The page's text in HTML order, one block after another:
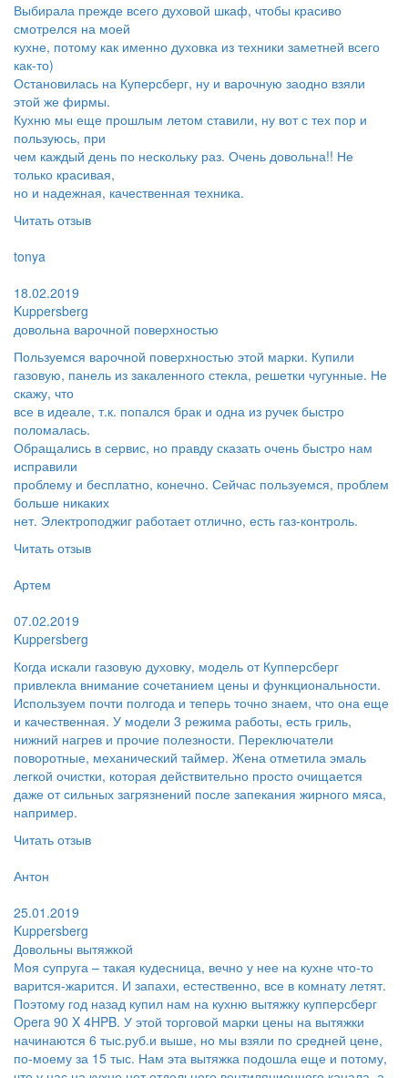
Выбирала прежде всего духовой шкаф, чтобы красиво
смотрелся на моей
кухне, потому как именно духовка из техники заметней всего
как-то)
Остановилась на Куперсберг, ну и варочную заодно взяли
этой же фирмы.
Кухню мы еще прошлым летом ставили, ну вот с тех пор и
пользуюсь, при
чем каждый день по нескольку раз. Очень довольна!! Не
только красивая,
но и надежная, качественная техника.
Читать отзыв
tonya
18.02.2019
Kuppersberg
довольна варочной поверхностью
Пользуемся варочной поверхностью этой марки. Купили
газовую, панель из закаленного стекла, решетки чугунные. Не
скажу, что
все в идеале, т.к. попался брак и одна из ручек быстро
поломалась.
Обращались в сервис, но правду сказать очень быстро нам
исправили
проблему и бесплатно, конечно. Сейчас пользуемся, проблем
больше никаких
нет. Электроподжиг работает отлично, есть газ-контроль.
Читать отзыв
Артем
07.02.2019
Kuppersberg
Когда искали газовую духовку, модель от Купперсберг
привлекла внимание сочетанием цены и функциональности.
Используем почти полгода и теперь точно знаем, что она еще
и качественная. У модели 3 режима работы, есть гриль,
нижний нагрев и прочие полезности. Переключатели
поворотные, механический таймер. Жена отметила эмаль
легкой очистки, которая действительно просто очищается
даже от сильных загрязнений после запекания жирного мяса,
например.
Читать отзыв
Антон
25.01.2019
Kuppersberg
Довольны вытяжкой
Моя супруга – такая кудесница, вечно у нее на кухне что-то
варится-жарится. И запахи, естественно, все в комнату летят.
Поэтому год назад купил нам на кухню вытяжку купперсберг
Opera 90 X 4HPB. У этой торговой марки цены на вытяжки
начинаются 6 тыс.руб.и выше, но мы взяли по средней цене,
по-моему за 15 тыс. Нам эта вытяжка подошла еще и потому,